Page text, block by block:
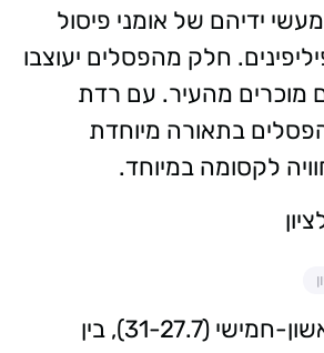
ידיהם של אומני פיסול
חלק מהפסלים יעוצבו
מהעיר. עם רדת
בתאורה מיוחדת
לקסומה במיוחד.
בנוסף, בימים ראשון-חמישי (31-27.7), בין